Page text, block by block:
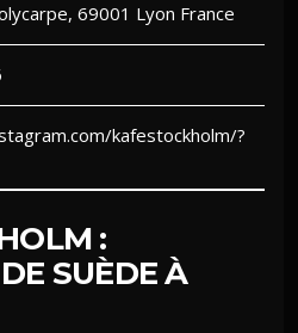
69001 Lyon France
kafestockholm/?
:
SUÈDE À